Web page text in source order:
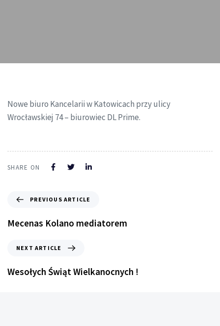
Nowe biuro Kancelarii w Katowicach przy ulicy
Wrocławskiej 74 – biurowiec DL Prime.
SHARE ON
PREVIOUS ARTICLE
Mecenas Kolano mediatorem
NEXT ARTICLE
Wesołych Świąt Wielkanocnych !